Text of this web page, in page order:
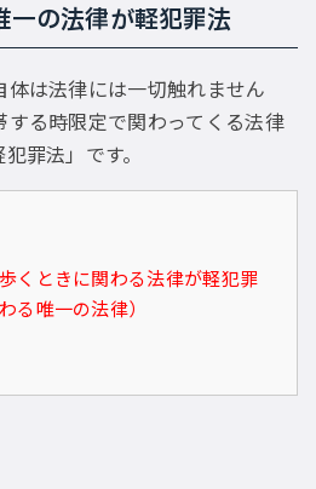
の法律が軽犯罪法
は法律には一切触れません
る時限定で関わってくる法律
罪法」です。
くときに関わる法律が軽犯罪
る唯一の法律）